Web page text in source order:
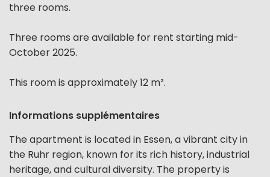
three rooms.
Three rooms are available for rent starting mid-
October 2025.
This room is approximately 12 m².
Informations supplémentaires
The apartment is located in Essen, a vibrant city in
the Ruhr region, known for its rich history, industrial
heritage, and cultural diversity. The property is